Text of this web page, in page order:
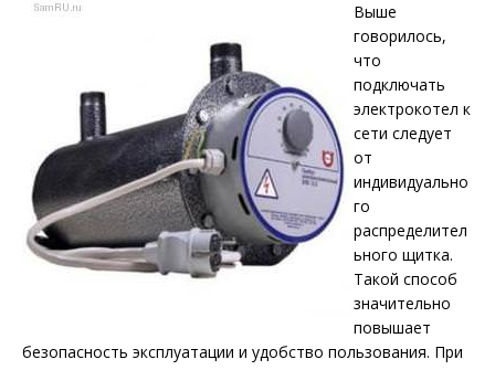
Выше
говорилось,
что
подключать
электрокотел к
сети следует
от
индивидуально
го
распределител
ьного щитка.
Такой способ
значительно
повышает
безопасность эксплуатации и удобство пользования. При